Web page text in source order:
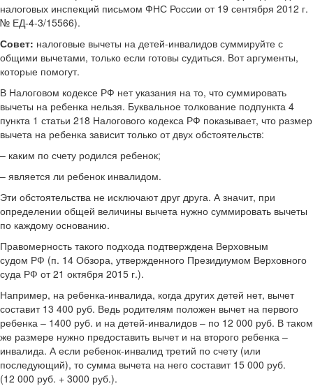
налоговых инспекций письмом ФНС России от 19 сентября 2012 г.
№ ЕД-4-3/15566).
Совет: налоговые вычеты на детей-инвалидов суммируйте с
общими вычетами, только если готовы судиться. Вот аргументы,
которые помогут.
В Налоговом кодексе РФ нет указания на то, что суммировать
вычеты на ребенка нельзя. Буквальное толкование подпункта 4
пункта 1 статьи 218 Налогового кодекса РФ показывает, что размер
вычета на ребенка зависит только от двух обстоятельств:
– каким по счету родился ребенок;
– является ли ребенок инвалидом.
Эти обстоятельства не исключают друг друга. А значит, при
определении общей величины вычета нужно суммировать вычеты
по каждому основанию.
Правомерность такого подхода подтверждена Верховным
судом РФ (п. 14 Обзора, утвержденного Президиумом Верховного
суда РФ от 21 октября 2015 г.).
Например, на ребенка-инвалида, когда других детей нет, вычет
составит 13 400 руб. Ведь родителям положен вычет на первого
ребенка – 1400 руб. и на детей-инвалидов – по 12 000 руб. В таком
же размере нужно предоставить вычет и на второго ребенка –
инвалида. А если ребенок-инвалид третий по счету (или
последующий), то сумма вычета на него составит 15 000 руб.
(12 000 руб. + 3000 руб.).